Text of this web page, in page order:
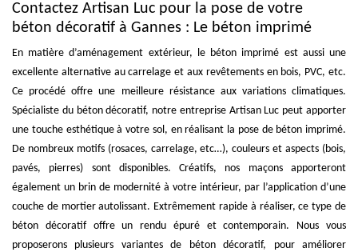
Contactez Artisan Luc pour la pose de votre
béton décoratif à Gannes : Le béton imprimé
En matière d’aménagement extérieur, le béton imprimé est aussi une
excellente alternative au carrelage et aux revêtements en bois, PVC, etc.
Ce procédé offre une meilleure résistance aux variations climatiques.
Spécialiste du béton décoratif, notre entreprise Artisan Luc peut apporter
une touche esthétique à votre sol, en réalisant la pose de béton imprimé.
De nombreux motifs (rosaces, carrelage, etc…), couleurs et aspects (bois,
pavés, pierres) sont disponibles. Créatifs, nos maçons apporteront
également un brin de modernité à votre intérieur, par l’application d’une
couche de mortier autolissant. Extrêmement rapide à réaliser, ce type de
béton décoratif offre un rendu épuré et contemporain. Nous vous
proposerons plusieurs variantes de béton décoratif, pour améliorer